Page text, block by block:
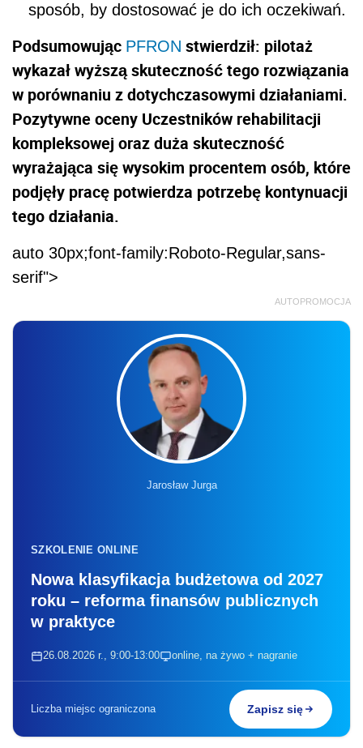
sposób, by dostosować je do ich oczekiwań.
Podsumowując PFRON stwierdził: pilotaż
wykazał wyższą skuteczność tego rozwiązania
w porównaniu z dotychczasowymi działaniami.
Pozytywne oceny Uczestników rehabilitacji
kompleksowej oraz duża skuteczność
wyrażająca się wysokim procentem osób, które
podjęły pracę potwierdza potrzebę kontynuacji
tego działania.
auto 30px;font-family:Roboto-Regular,sans-
serif">
AUTOPROMOCJA
Jarosław Jurga
SZKOLENIE ONLINE
Nowa klasyfikacja budżetowa od 2027
roku – reforma finansów publicznych
w praktyce
26.08.2026 r., 9:00-13:00 online, na żywo + nagranie
Liczba miejsc ograniczona Zapisz się